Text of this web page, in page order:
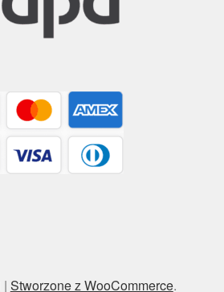
Stworzone z WooCommerce.